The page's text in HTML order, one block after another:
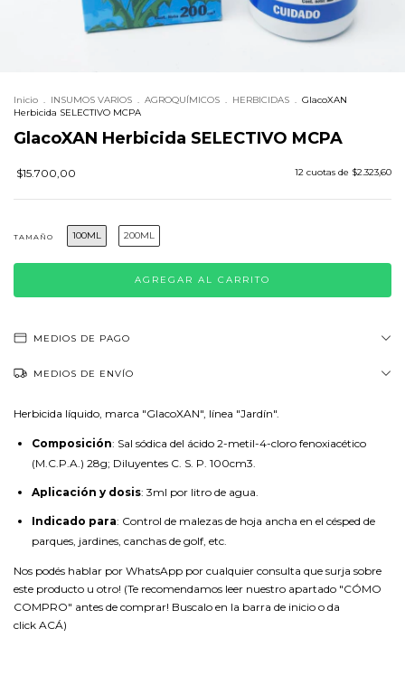
Inicio . INSUMOS VARIOS . AGROQUÍMICOS . HERBICIDAS . GlacoXAN
Herbicida SELECTIVO MCPA
GlacoXAN Herbicida SELECTIVO MCPA
$15.700,00 12 cuotas de $2.323,60
TAMAÑO 100ML 200ML
MEDIOS DE PAGO
MEDIOS DE ENVÍO
Herbicida líquido, marca "GlacoXAN", línea "Jardín".
Composición: Sal sódica del ácido 2-metil-4-cloro fenoxiacético
(M.C.P.A.) 28g; Diluyentes C. S. P. 100cm3.
Aplicación y dosis: 3ml por litro de agua.
Indicado para: Control de malezas de hoja ancha en el césped de
parques, jardines, canchas de golf, etc.
Nos podés hablar por WhatsApp por cualquier consulta que surja sobre
este producto u otro! (Te recomendamos leer nuestro apartado "CÓMO
COMPRO" antes de comprar! Buscalo en la barra de inicio o da
click ACÁ)